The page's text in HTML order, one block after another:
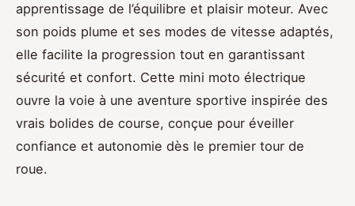
apprentissage de l’équilibre et plaisir moteur. Avec
son poids plume et ses modes de vitesse adaptés,
elle facilite la progression tout en garantissant
sécurité et confort. Cette mini moto électrique
ouvre la voie à une aventure sportive inspirée des
vrais bolides de course, conçue pour éveiller
confiance et autonomie dès le premier tour de
roue.